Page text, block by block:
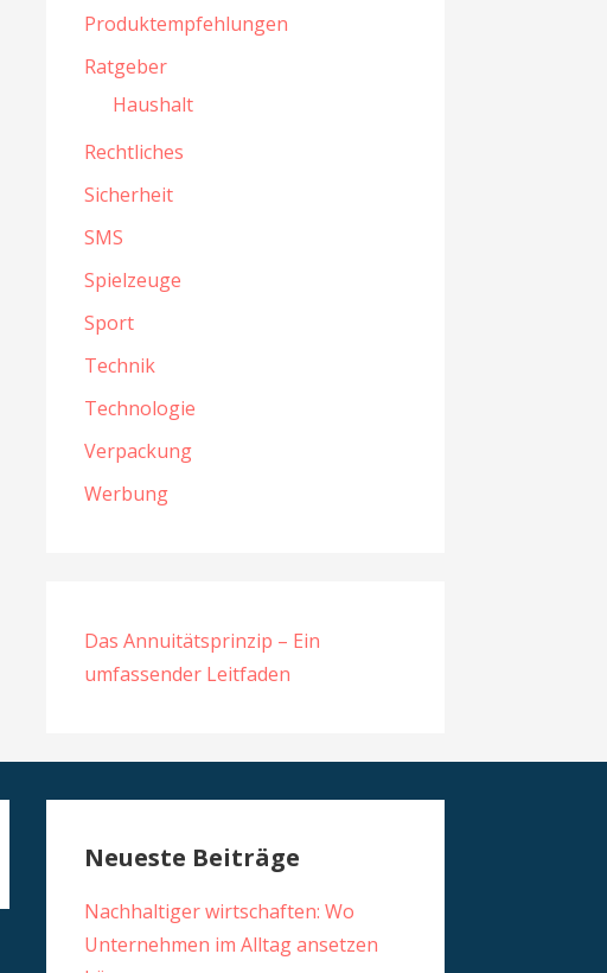
Produktempfehlungen
Ratgeber
Haushalt
Rechtliches
Sicherheit
SMS
Spielzeuge
Sport
Technik
Technologie
Verpackung
Werbung
Das Annuitätsprinzip – Ein
umfassender Leitfaden
Neueste Beiträge
Nachhaltiger wirtschaften: Wo
Unternehmen im Alltag ansetzen